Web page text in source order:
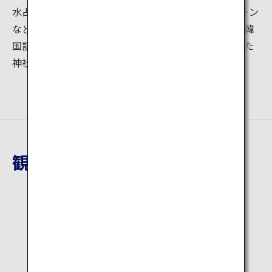
水占みくじに記載されているQRコードをスマートフォン
などで読み込むと、英語、中国語の簡体字と繁体字、韓
国語からご希望の言語による翻訳を表示できます。また
神社の本宮境内はWi-Fiが完備されています。
観光地詳細